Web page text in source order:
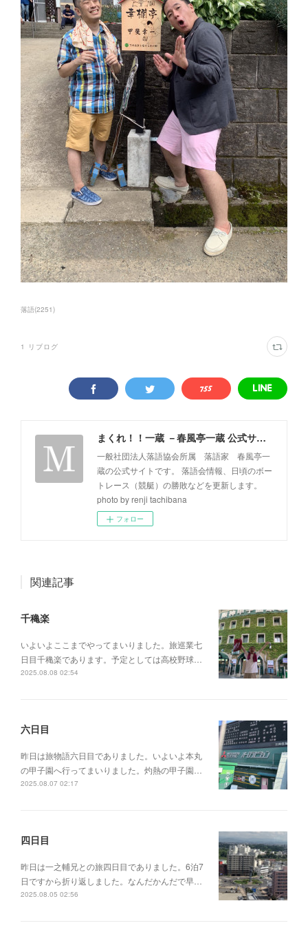
落語(2251)
1 リブログ
まくれ！！一蔵 －春風亭一蔵 公式サイト－
一般社団法人落語協会所属 落語家 春風亭一
蔵の公式サイトです。 落語会情報、日頃のボー
トレース（競艇）の勝敗などを更新します。
photo by renji tachibana
フォロー
関連記事
千穐楽
いよいよここまでやってまいりました。旅巡業七
日目千穐楽であります。予定としては高校野球…
2025.08.08 02:54
六日目
昨日は旅物語六日目でありました。いよいよ本丸
の甲子園へ行ってまいりました。灼熱の甲子園…
2025.08.07 02:17
四日目
昨日は一之輔兄との旅四日目でありました。6泊7
日ですから折り返しました。なんだかんだで早…
2025.08.05 02:56